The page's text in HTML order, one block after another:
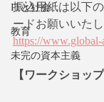
ITと社会
教育
未完の資本主義
振込用紙は以下
ードお願いいたし
https://www.global-
【ワークショップ